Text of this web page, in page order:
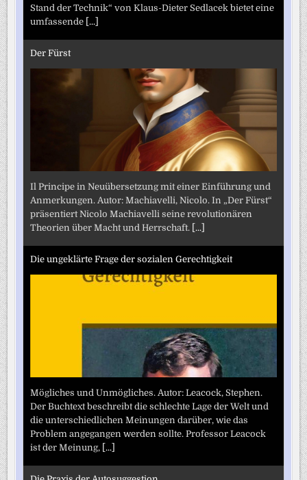
Stand der Technik“ von Klaus-Dieter Sedlacek bietet eine
umfassende [...]
Der Fürst
Il Principe in Neuübersetzung mit einer Einführung und
Anmerkungen. Autor: Machiavelli, Nicolo. In „Der Fürst“
präsentiert Nicolo Machiavelli seine revolutionären
Theorien über Macht und Herrschaft. [...]
Die ungeklärte Frage der sozialen Gerechtigkeit
Mögliches und Unmögliches. Autor: Leacock, Stephen.
Der Buchtext beschreibt die schlechte Lage der Welt und
die unterschiedlichen Meinungen darüber, wie das
Problem angegangen werden sollte. Professor Leacock
ist der Meinung, [...]